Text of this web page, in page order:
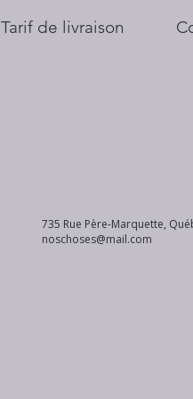
Tarif de livraison
735 Rue Père-Marquette,
noschoses@mail.com